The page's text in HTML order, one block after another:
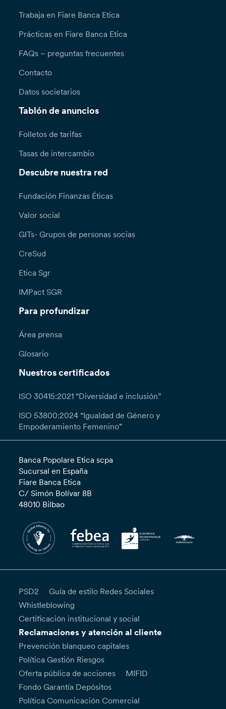
Trabaja en Fiare Banca Etica
Prácticas en Fiare Banca Etica
FAQs – preguntas frecuentes
Contacto
Datos societarios
Tablón de anuncios
Folletos de tarifas
Tasas de intercambio
Descubre nuestra red
Fundación Finanzas Éticas
Valor social
GITs- Grupos de personas socias
CreSud
Etica Sgr
IMPact SGR
Para profundizar
Área prensa
Glosario
Nuestros certificados
ISO 30415:2021 “Diversidad e inclusión”
ISO 53800:2024 “Igualdad de Género y
Empoderamiento Femenino”
Banca Popolare Etica scpa
Sucursal en España
Fiare Banca Etica
C/ Simón Bolívar 8B
48010 Bilbao
PSD2
Guía de estilo Redes Sociales
Whistleblowing
Certificación institucional y social
Reclamaciones y atención al cliente
Prevención blanqueo capitales
Política Gestión Riesgos
Oferta pública de acciones
MIFID
Fondo Garantía Depósitos
Política Comunicación Comercial